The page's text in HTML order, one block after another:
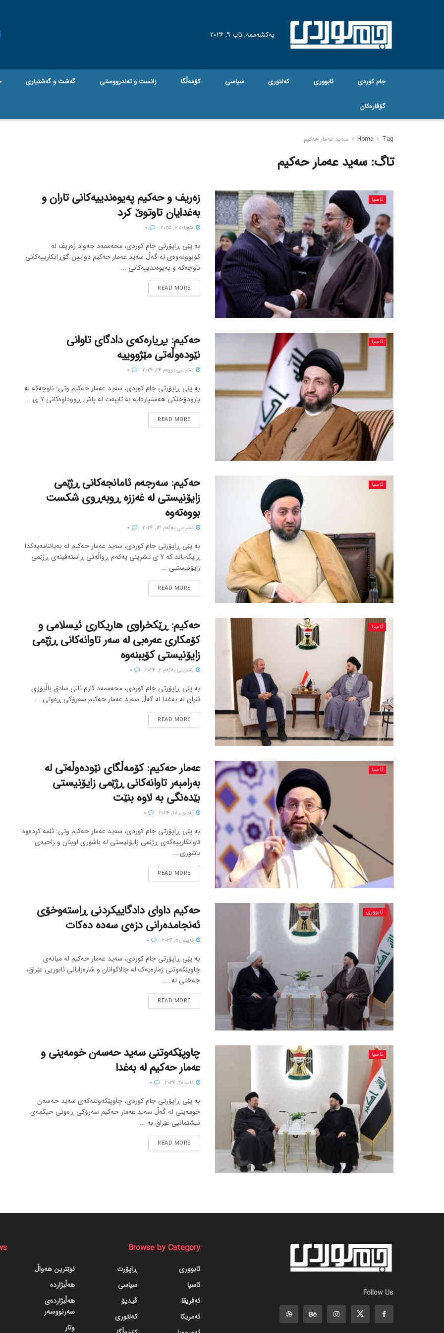
یەکشەممە, ئاب 9, 2026
جام کوردی ئابووری کەلتوری سیاسی کۆمەڵگا زانست و تەندرووستی گه‌شت و گه‌شتیاری
گۆڤاره‌کان
Home Tag سەید عەمار حەکیم
تاگ:سەید عەمار حەکیم
ئاسیا
زەریف و حەکیم پەیوەندییەکانی تاران و
بەغدایان تاوتوێ کرد
شوبات 6, 2025
بە پێی ڕاپۆرتی جام کوردی، محەممەد جەواد زەریف لە
کۆبوونەوەی لە گەڵ سەید عەمار حەکیم دوایین گۆڕانکارییەکانی
ناوچەکە و پەیوەندییەکانی ...
READ MORE
ئاسیا
حەکیم: بڕیارەکەی دادگای تاوانی
نێودەوڵەتی مێژووییە
تشرینی دووه‌م 24, 2024
بە پێی ڕاپۆرتی جام کوردی، سەید عەمار حەکیم وتی: ناوچەکە لە
بارودۆخێکی هەستیاردایە بە تایبەت لە پاش ڕووداوەکانی 7 ی ...
READ MORE
ئاسیا
حەکیم: سەرجەم ئامانجەکانی ڕژێمی
زایۆنیستی لە غەززە ڕوبەڕوی شکست
بووەتەوە
تشرینی یه‌كه‌م 13, 2024
بە پێی ڕاپۆرتی جام کوردی، سەید عەمار حەکیم لە بەیاننامەیەکدا
ڕایگەیاند کە 7 ی تشرینی یەکەم ڕواڵەتی ڕاستەقینەی ڕژێمی
زایۆنیستیی ...
READ MORE
ئاسیا
حەکیم: ڕێکخراوی هاریکاری ئیسلامی و
کۆمکاری عەرەبی لە سەر تاوانەکانی ڕژێمی
زایۆنیستی کۆببنەوە
تشرینی یه‌كه‌م 6, 2024
بە پێی ڕاپۆرتی جام کوردی، محەممەد کازم ئالی سادق باڵیۆزی
ئێران لە بەغدا لە گەڵ سەید عەمار حەکیم سەرۆکی ڕەوتی ...
READ MORE
ئاسیا
عەمار حەکیم: کۆمەڵگای نێودەوڵەتی لە
بەرامبەر تاوانەکانی ڕژێمی زایۆنیستی
بێدەنگی بە لاوە بنێت
ئه‌یلول 18, 2024
بە پێی ڕاپۆرتی جام کوردی، سەید عەمار حەکیم وتی: ئێمە کردەوە
تاوانکارییەکەی ڕژێمی زایۆنیستی لە باشوری لوبنان و زاحیەی
باشوری ...
READ MORE
ئابووری
حەکیم داوای دادگاییکردنی ڕاستەوخۆی
ئەنجامدەرانی دزەی سەدە دەکات
ئه‌یلول 9, 2024
بە پێی ڕاپۆرتی جام کوردی، سەید عەمار حەکیم لە میانەی
چاوپێکەوتنی ژمارەیەک لە چالاکوانان و شارەزایانی ئابوریی عێراق،
جەختی لە ...
READ MORE
ئاسیا
چاوپێکەوتنی سەید حەسەن خومەینی و
عەمار حەکیم لە بەغدا
ئاب 20, 2024
بە پێی ڕاپۆرتی جام کوردی، چاوپێکەوتنەکەی سەید حەسەن
خومەینی لە گەڵ سەید عەمار حەکیم سەرۆکی ڕەوتی حیکمەی
نیشتمانیی عێراق بە ...
READ MORE
Follow Us
Browse by Category
ئابووری
ئاسیا
ئەفریقا
ئەمریکا
ڕاپۆرت
سیاسی
ڤیدیۆ
کەلتوری
نوێترین هەواڵ
هەڵبژاردە
هەڵبژاردەی
سەرنووسەر
وتار